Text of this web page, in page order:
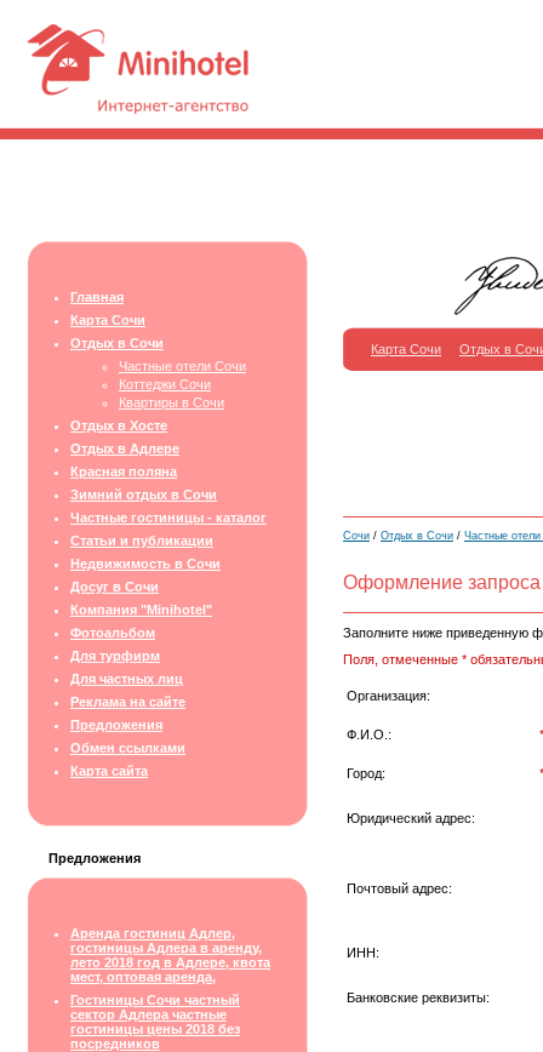
Главная
Карта Сочи
Отдых в Сочи
Частные отели Сочи
Коттеджи Сочи
Квартиры в Сочи
Отдых в Хосте
Отдых в Адлере
Красная поляна
Зимний отдых в Сочи
Частные гостиницы - каталог
Статьи и публикации
Недвижимость в Сочи
Досуг в Сочи
Компания "Minihotel"
Фотоальбом
Для турфирм
Для частных лиц
Реклама на сайте
Предложения
Обмен ссылками
Карта сайта
Предложения
Аренда гостиниц Адлер,
гостиницы Адлера в аренду,
лето 2018 год в Адлере, квота
мест, оптовая аренда,
Гостиницы Сочи частный
сектор Адлера частные
гостиницы цены 2018 без
посредников
Карта Сочи Отдых в
Сочи / Отдых в Сочи / Частные
Оформление запроса
Заполните ниже приведенную
Поля, отмеченные *
Организация:
Ф.И.О.: *
Город: *
Юридический адрес:
Почтовый адрес:
ИНН:
Банковские реквизиты: